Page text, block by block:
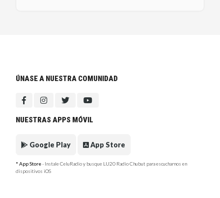
ÚNASE A NUESTRA COMUNIDAD
NUESTRAS APPS MÓVIL
Google Play App Store
* App Store- Instale CeluRadio y busque LU20 Radio Chubut para escucharnos en
dispositivos iOS